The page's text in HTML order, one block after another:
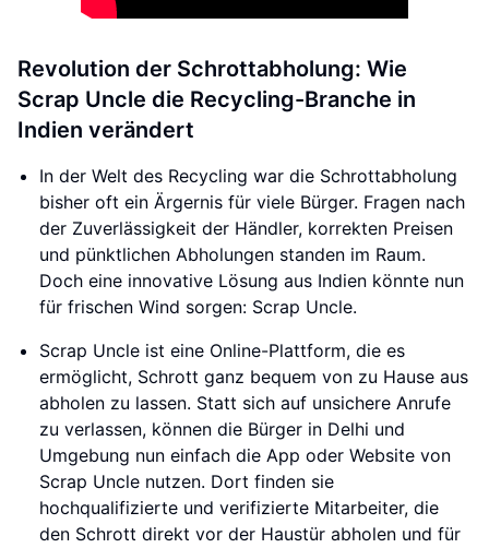
Revolution der Schrottabholung: Wie
Scrap Uncle die Recycling-Branche in
Indien verändert
In der Welt des Recycling war die Schrottabholung
bisher oft ein Ärgernis für viele Bürger. Fragen nach
der Zuverlässigkeit der Händler, korrekten Preisen
und pünktlichen Abholungen standen im Raum.
Doch eine innovative Lösung aus Indien könnte nun
für frischen Wind sorgen: Scrap Uncle.
Scrap Uncle ist eine Online-Plattform, die es
ermöglicht, Schrott ganz bequem von zu Hause aus
abholen zu lassen. Statt sich auf unsichere Anrufe
zu verlassen, können die Bürger in Delhi und
Umgebung nun einfach die App oder Website von
Scrap Uncle nutzen. Dort finden sie
hochqualifizierte und verifizierte Mitarbeiter, die
den Schrott direkt vor der Haustür abholen und für